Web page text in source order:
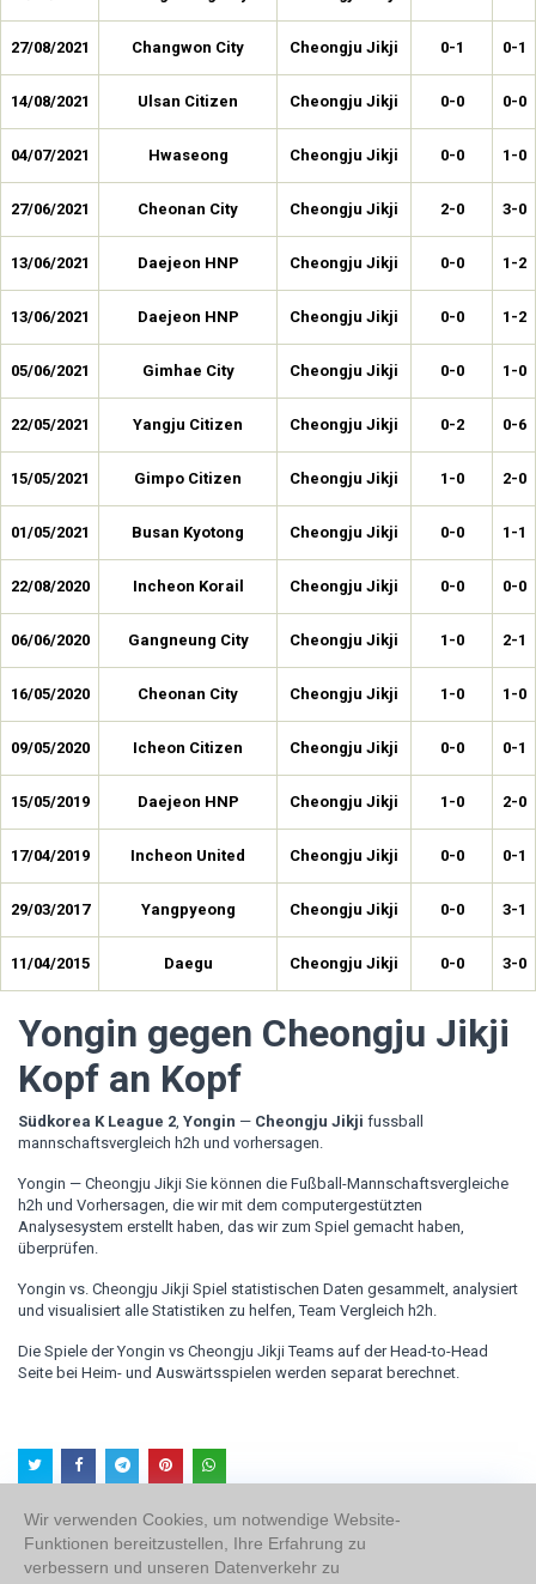
27/08/2021 Changwon City Cheongju Jikji 0-1 0-1
14/08/2021 Ulsan Citizen Cheongju Jikji 0-0 0-0
04/07/2021 Hwaseong Cheongju Jikji 0-0 1-0
27/06/2021 Cheonan City Cheongju Jikji 2-0 3-0
13/06/2021 Daejeon HNP Cheongju Jikji 0-0 1-2
13/06/2021 Daejeon HNP Cheongju Jikji 0-0 1-2
05/06/2021 Gimhae City Cheongju Jikji 0-0 1-0
22/05/2021 Yangju Citizen Cheongju Jikji 0-2 0-6
15/05/2021 Gimpo Citizen Cheongju Jikji 1-0 2-0
01/05/2021 Busan Kyotong Cheongju Jikji 0-0 1-1
22/08/2020 Incheon Korail Cheongju Jikji 0-0 0-0
06/06/2020 Gangneung City Cheongju Jikji 1-0 2-1
16/05/2020 Cheonan City Cheongju Jikji 1-0 1-0
09/05/2020 Icheon Citizen Cheongju Jikji 0-0 0-1
15/05/2019 Daejeon HNP Cheongju Jikji 1-0 2-0
17/04/2019 Incheon United Cheongju Jikji 0-0 0-1
29/03/2017 Yangpyeong Cheongju Jikji 0-0 3-1
11/04/2015 Daegu Cheongju Jikji 0-0 3-0
Yongin gegen Cheongju Jikji
Kopf an Kopf
Südkorea K League 2, Yongin — Cheongju Jikji fussball
mannschaftsvergleich h2h und vorhersagen.
Yongin — Cheongju Jikji Sie können die Fußball-Mannschaftsvergleiche
h2h und Vorhersagen, die wir mit dem computergestützten
Analysesystem erstellt haben, das wir zum Spiel gemacht haben,
überprüfen.
Yongin vs. Cheongju Jikji Spiel statistischen Daten gesammelt, analysiert
und visualisiert alle Statistiken zu helfen, Team Vergleich h2h.
Die Spiele der Yongin vs Cheongju Jikji Teams auf der Head-to-Head
Seite bei Heim- und Auswärtsspielen werden separat berechnet.
Über uns
Wir verwenden Cookies, um notwendige Website-
Funktionen bereitzustellen, Ihre Erfahrung zu
verbessern und unseren Datenverkehr zu